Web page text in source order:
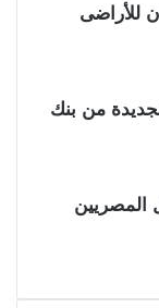
للأراضى
من بنك